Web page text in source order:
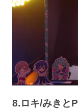
8.ロキ/みきとP